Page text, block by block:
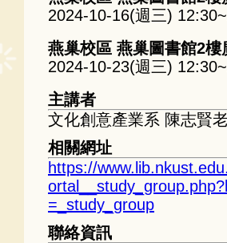
2024-10-16(週三)
燕巢校區 燕巢圖書館2樓
2024-10-23(週三)
主講者
文化創意產業系 陳志賢
相關網址
https://
=_study_group
聯絡資訊